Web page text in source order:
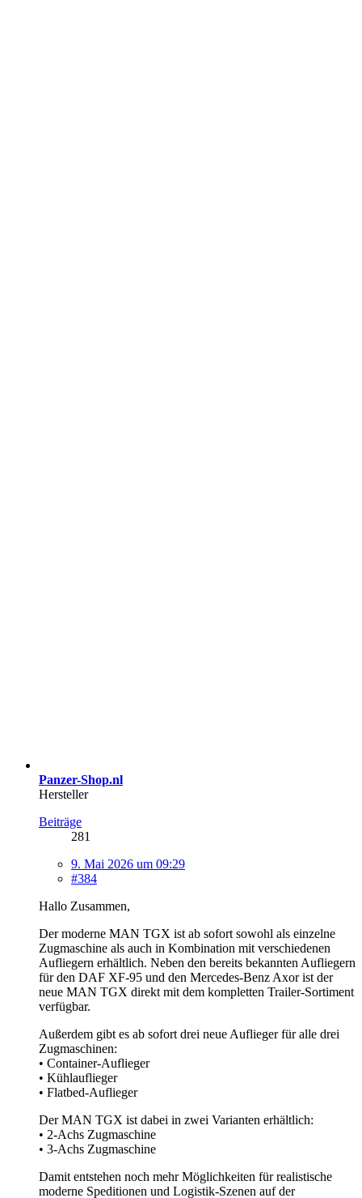
Panzer-Shop.nl
Hersteller
Beiträge
281
9. Mai 2026 um 09:29
#384
Hallo Zusammen,
Der moderne MAN TGX ist ab sofort sowohl als einzelne
Zugmaschine als auch in Kombination mit verschiedenen
Aufliegern erhältlich. Neben den bereits bekannten Aufliegern
für den DAF XF-95 und den Mercedes-Benz Axor ist der
neue MAN TGX direkt mit dem kompletten Trailer-Sortiment
verfügbar.
Außerdem gibt es ab sofort drei neue Auflieger für alle drei
Zugmaschinen:
• Container-Auflieger
• Kühlauflieger
• Flatbed-Auflieger
Der MAN TGX ist dabei in zwei Varianten erhältlich:
• 2-Achs Zugmaschine
• 3-Achs Zugmaschine
Damit entstehen noch mehr Möglichkeiten für realistische
moderne Speditionen und Logistik-Szenen auf der